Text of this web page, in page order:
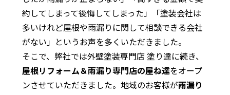
約してしまって後悔してしまった」「塗装会社は
多いけれど屋根や雨漏りに関して相談できる会社
がない」というお声を多くいただきました。
そこで、弊社では外壁塗装専門店 塗り達に続き、
屋根リフォーム＆雨漏り専門店の屋ね達をオープ
ンさせていただきました。地域のお客様が雨漏り